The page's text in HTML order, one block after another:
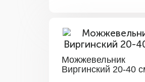
Можжевельник
Виргинский 20-40